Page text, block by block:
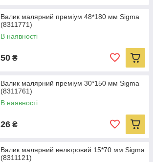
Валик малярний преміум 48*180 мм Sigma
(8311771)
В наявності
50 ₴
Валик малярний преміум 30*150 мм Sigma
(8311761)
В наявності
26 ₴
Валик малярний велюровий 15*70 мм Sigma
(8311121)